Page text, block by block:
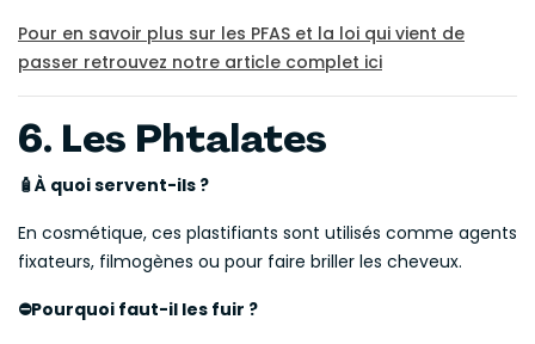
Pour en savoir plus sur les PFAS et la loi qui vient de
passer retrouvez notre article complet ici
6. Les Phtalates
🧴À quoi servent-ils ?
En cosmétique, ces plastifiants sont utilisés comme agents
fixateurs, filmogènes ou pour faire briller les cheveux.
⛔Pourquoi faut-il les fuir ?